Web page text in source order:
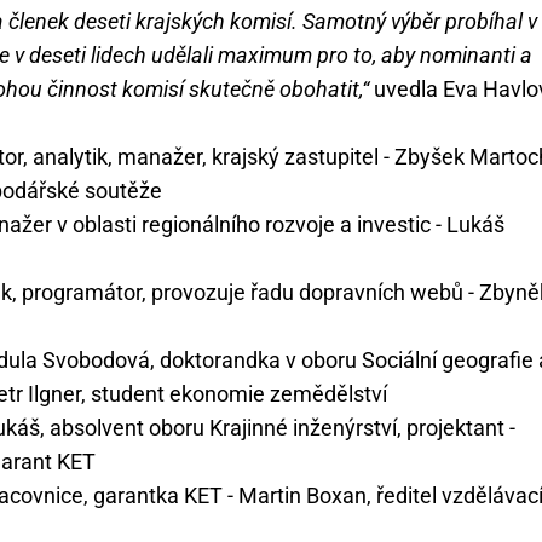
deseti krajských komisí. Samotný výběr probíhal v
deseti lidech udělali maximum pro to, aby nominanti a
činnost komisí skutečně obohatit,“uvedla Eva
analytik, manažer, krajský zastupitel - Zbyšek
soutěže
v oblasti regionálního rozvoje a investic - Lukáš
programátor, provozuje řadu dopravních webů -
Svobodová, doktorandka v oboru Sociální geografie
Ilgner, student ekonomie zemědělství
absolvent oboru Krajinné inženýrství, projektant -
KET
garantka KET - Martin Boxan, ředitel